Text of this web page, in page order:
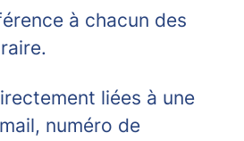
à chacun des
liées à une
numéro de